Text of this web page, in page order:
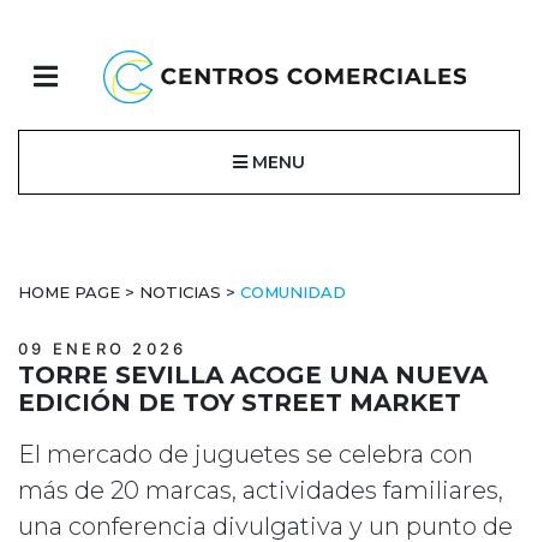
MENU
HOME PAGE > NOTICIAS > COMUNIDAD
09 ENERO 2026
TORRE SEVILLA ACOGE UNA NUEVA
EDICIÓN DE TOY STREET MARKET
El mercado de juguetes se celebra con
más de 20 marcas, actividades familiares,
una conferencia divulgativa y un punto de